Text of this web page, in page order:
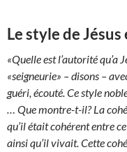
Le style de
«Quelle est l’autorité qu’a
«seigneurie» – disons –
guéri, écouté. Ce style
… Que montre-t-il? La
qu’il était cohérent entre
ainsi qu’il vivait. Cette